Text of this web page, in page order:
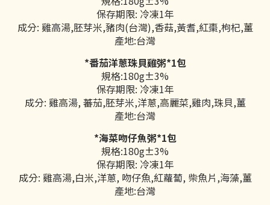
保存期限: 冷凍1年
成分: 雞高湯,胚芽米,豬肉(台灣),香菇,黃耆,紅棗,枸杞,薑
產地:台灣
*番茄洋蔥珠貝雞粥*1包
規格:180g±3%
保存期限: 冷凍1年
成分: 雞高湯, 蕃茄,胚芽米,洋蔥,高麗菜,雞肉,珠貝,薑
產地:台灣
*海菜吻仔魚粥*1包
規格:180g±3%
保存期限: 冷凍1年
成分: 雞高湯,白米,洋蔥, 吻仔魚,紅蘿蔔, 柴魚片,海藻,薑
產地:台灣